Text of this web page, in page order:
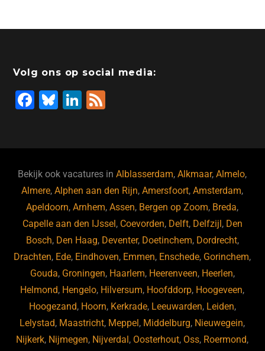
Volg ons op social media:
F
b
o
o
k
Bl
ky
Li
dI
n
Bekijk ook vacatures inAlblasserdam,Alkmaar,Almelo,
Almere,Alphen aan den Rijn,Amersfoort,Amsterdam,
Apeldoorn,Arnhem,Assen, Bergen op Zoom, Breda,
Capelle aan den IJssel, Coevorden, Delft, Delfzijl, Den
Bosch, Den Haag, Deventer, Doetinchem, Dordrecht,
Drachten, Ede, Eindhoven, Emmen, Enschede, Gorinchem,
Gouda, Groningen, Haarlem, Heerenveen, Heerlen,
Helmond, Hengelo, Hilversum, Hoofddorp, Hoogeveen,
Hoogezand, Hoorn, Kerkrade, Leeuwarden, Leiden,
Lelystad, Maastricht, Meppel, Middelburg, Nieuwegein,
Nijkerk, Nijmegen, Nijverdal, Oosterhout, Oss, Roermond,